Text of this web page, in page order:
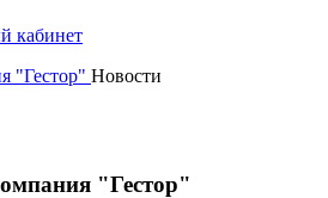
кабинет
"Гестор" Новости
"Гестор"